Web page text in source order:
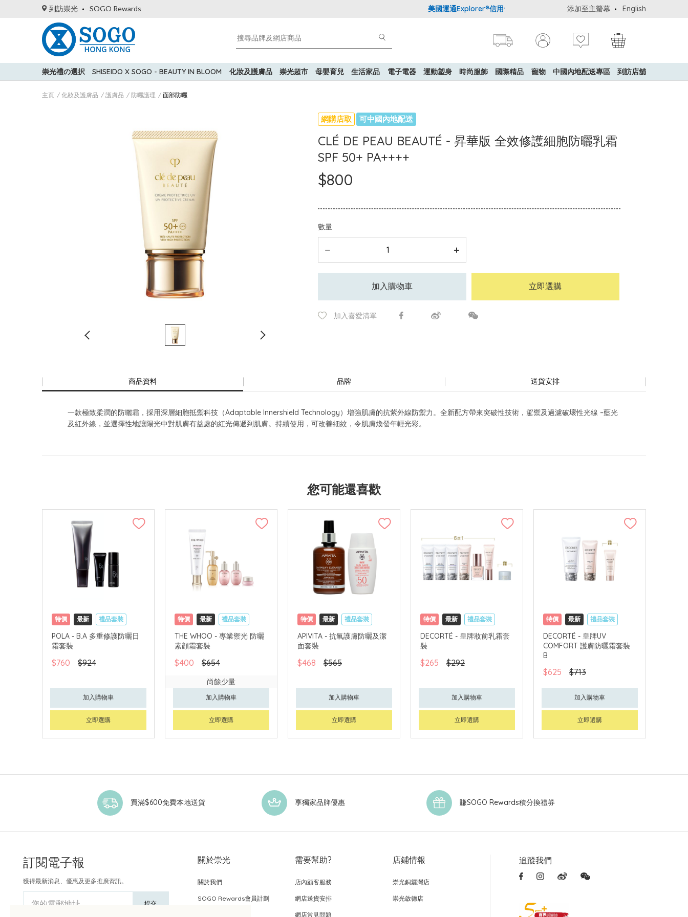
到訪崇光 SOGO Rewards 美國運通Explorer®信用卡會員購物禮遇：高達5%簽賬回贈！ 購買一般貨品(冷凍
添加至主螢幕 English
崇光禮の選択 SHISEIDO X SOGO - BEAUTY IN BLOOM 化妝及護膚品 崇光超市 母嬰育兒 生活家品 電子電器 運動塑身 時尚服飾 國際精品 寵物 中國內地配送專區 到訪店舖
主頁 化妝及護膚品 護膚品 防曬護理 面部防曬
網購店取 可中國內地配送
CLÉ DE PEAU BEAUTÉ - 昇華版 全效修護細胞防曬乳霜
SPF 50+ PA++++
$800
數量
加入購物車 立即選購
加入喜愛清單
商品資料 品牌 送貨安排
一款極致柔潤的防曬霜，採用深層細胞抵禦科技（Adaptable Innershield Technology）增強肌膚的抗紫外線防禦力。全新配方帶來突破性技術，駕禦及過濾破壞性光線 –藍光
及紅外線，並選擇性地讓陽光中對肌膚有益處的紅光傳遞到肌膚。持續使用，可改善細紋，令肌膚煥發年輕光彩。
您可能還喜歡
特價 最新
禮品套裝
網購店取
可中國內地配送
POLA - B.A 多重修護防曬日
霜套裝
$760 $924
加入購物車
立即選購
特價 最新
禮品套裝
網購店取
可中國內地配送
THE WHOO - 專業禦光 防曬
素顔霜套裝
$400 $654
尚餘少量
加入購物車
立即選購
特價 最新
禮品套裝
網購店取
可中國內地配送
APIVITA - 抗氧護膚防曬及潔
面套裝
$468 $565
加入購物車
立即選購
特價 最新
禮品套裝
網購店取
可中國內地配送
DECORTÉ - 皇牌妝前乳霜套
裝
$265 $292
加入購物車
立即選購
特價 最新
禮品套裝
網購店取
可中國內地配送
DECORTÉ - 皇牌UV
COMFORT 護膚防曬霜套裝
B
$625 $713
加入購物車
立即選購
買滿$600免費本地送貨 享獨家品牌優惠 賺SOGO Rewards積分換禮券
訂閱電子報
獲得最新消息、優惠及更多推廣資訊。
您的電郵地址 提交
關於崇光
關於我們
SOGO Rewards會員計劃
需要幫助?
店內顧客服務
網店送貨安排
網店常見問題
店鋪情報
崇光銅鑼灣店
崇光啟德店
追蹤我們